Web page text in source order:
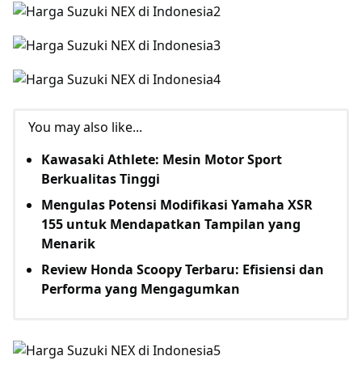
You may also like...
Kawasaki Athlete: Mesin Motor Sport
Berkualitas Tinggi
Mengulas Potensi Modifikasi Yamaha XSR
155 untuk Mendapatkan Tampilan yang
Menarik
Review Honda Scoopy Terbaru: Efisiensi dan
Performa yang Mengagumkan